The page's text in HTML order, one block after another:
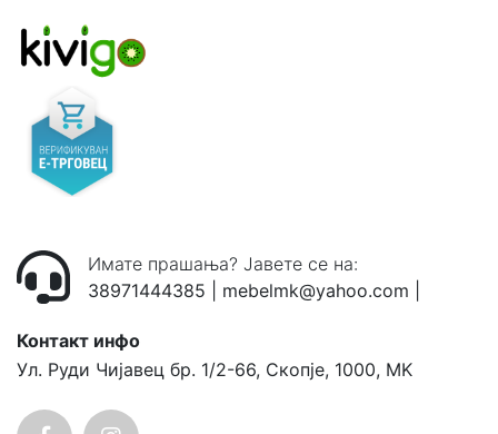
Имате прашања? Јавете се на:
38971444385
mebelmk@yahoo.com
Контакт инфо
Ул. Руди Чијавец бр. 1/2-66, Скопје, 1000, MK